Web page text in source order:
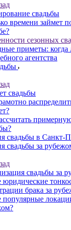
свадьбы
времени займет
сезонных
приметы: когда
агентства
свадьбы
свадьбы в Санкт-
свадьбы за
свадьбы за
юридические
брака за
популярные